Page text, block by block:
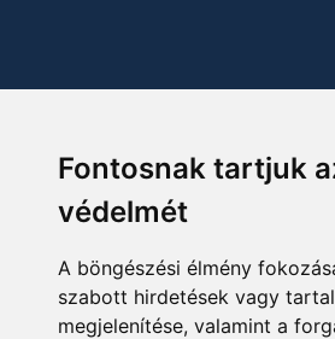
Fontosnak tartjuk
védelmét
A böngészési élmény
szabott hirdetések vagy
megjelenítése, valamint a